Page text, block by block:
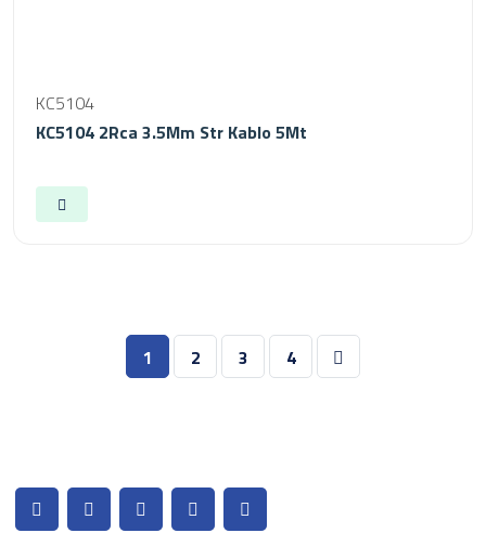
KC5104
KC5104 2Rca 3.5Mm Str Kablo 5Mt
1 2 3 4